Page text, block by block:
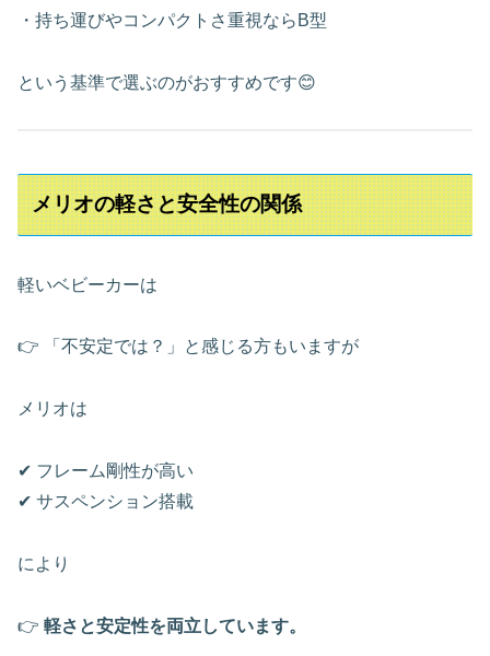
・持ち運びやコンパクトさ重視ならB型
という基準で選ぶのがおすすめです😊
メリオの軽さと安全性の関係
軽いベビーカーは
👉 「不安定では？」と感じる方もいますが
メリオは
✔ フレーム剛性が高い
✔ サスペンション搭載
により
👉 軽さと安定性を両立しています。